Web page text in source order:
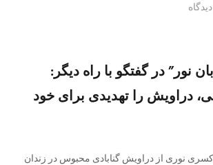
نور” در گفتگو با راه ديگر:
دراویش را تهدیدى براى خود
کسری نوری از دراویش گنابادی محبوس در زندان